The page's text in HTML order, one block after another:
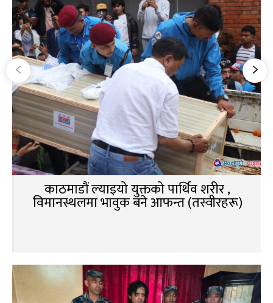
काठमाडौं ल्याइयो युक्तको पार्थिव शरीर ,
विमानस्थलमा भावुक बने आफन्त (तस्वीरहरू)